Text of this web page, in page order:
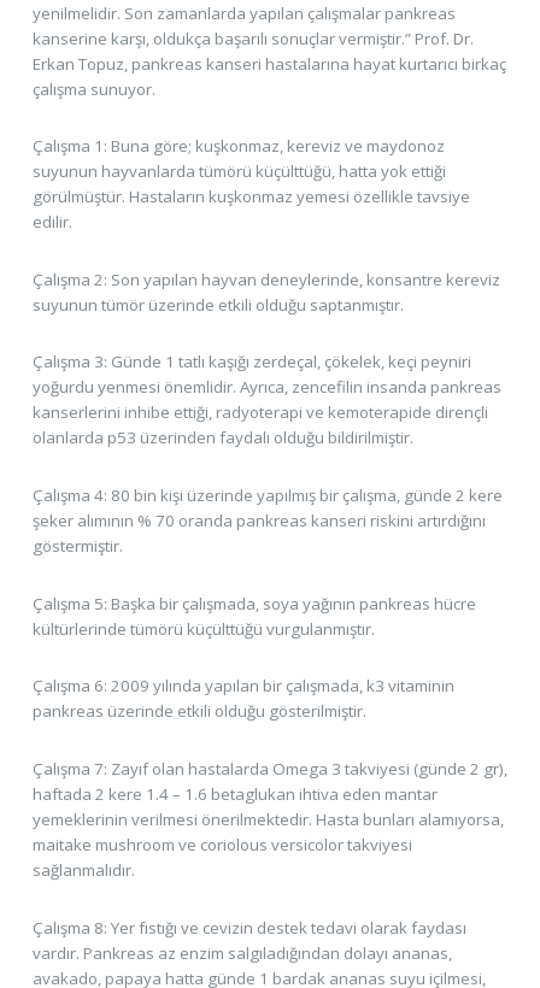
yenilmelidir. Son zamanlarda yapılan çalışmalar pankreas
kanserine karşı, oldukça başarılı sonuçlar vermiştir.” Prof. Dr.
Erkan Topuz, pankreas kanseri hastalarına hayat kurtarıcı birkaç
çalışma sunuyor.
Çalışma 1: Buna göre; kuşkonmaz, kereviz ve maydonoz
suyunun hayvanlarda tümörü küçülttüğü, hatta yok ettiği
görülmüştür. Hastaların kuşkonmaz yemesi özellikle tavsiye
edilir.
Çalışma 2: Son yapılan hayvan deneylerinde, konsantre kereviz
suyunun tümör üzerinde etkili olduğu saptanmıştır.
Çalışma 3: Günde 1 tatlı kaşığı zerdeçal, çökelek, keçi peyniri
yoğurdu yenmesi önemlidir. Ayrıca, zencefilin insanda pankreas
kanserlerini inhibe ettiği, radyoterapi ve kemoterapide dirençli
olanlarda p53 üzerinden faydalı olduğu bildirilmiştir.
Çalışma 4: 80 bin kişi üzerinde yapılmış bir çalışma, günde 2 kere
şeker alımının % 70 oranda pankreas kanseri riskini artırdığını
göstermiştir.
Çalışma 5: Başka bir çalışmada, soya yağının pankreas hücre
kültürlerinde tümörü küçülttüğü vurgulanmıştır.
Çalışma 6: 2009 yılında yapılan bir çalışmada, k3 vitaminin
pankreas üzerinde etkili olduğu gösterilmiştir.
Çalışma 7: Zayıf olan hastalarda Omega 3 takviyesi (günde 2 gr),
haftada 2 kere 1.4 – 1.6 betaglukan ihtiva eden mantar
yemeklerinin verilmesi önerilmektedir. Hasta bunları alamıyorsa,
maitake mushroom ve coriolous versicolor takviyesi
sağlanmalıdır.
Çalışma 8: Yer fıstığı ve cevizin destek tedavi olarak faydası
vardır. Pankreas az enzim salgıladığından dolayı ananas,
avakado, papaya hatta günde 1 bardak ananas suyu içilmesi,